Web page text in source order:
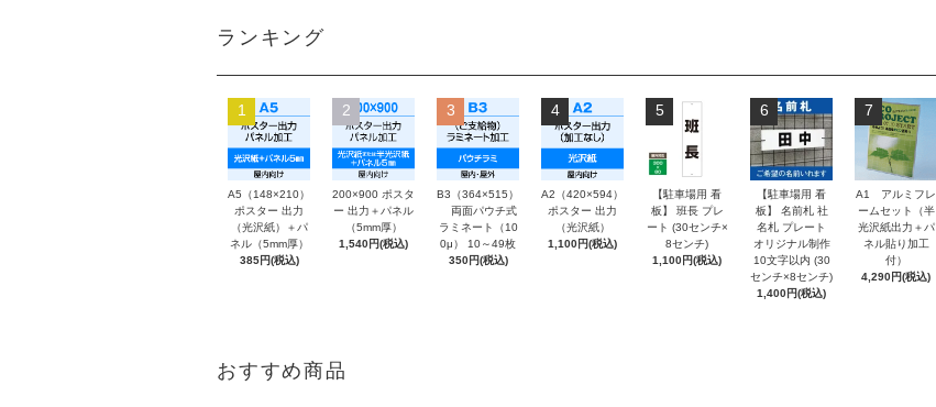
ランキング
1
A5（148×210）
ポスター 出力
（光沢紙）＋パ
ネル（5mm厚）
385円(税込)
2
200×900 ポスタ
ー 出力＋パネル
（5mm厚）
1,540円(税込)
3
B3（364×515）
両面パウチ式
ラミネート（10
0μ） 10～49枚
350円(税込)
4
A2（420×594）
ポスター 出力
（光沢紙）
1,100円(税込)
5
【駐車場用 看
板】 班長 プレ
ート (30センチ×
8センチ)
1,100円(税込)
6
【駐車場用 看
板】 名前札 社
名札 プレート
オリジナル制作
10文字以内 (30
センチ×8センチ)
1,400円(税込)
7
A1 アルミフレ
ームセット（半
光沢紙出力＋パ
ネル貼り加工
付）
4,290円(税込)
おすすめ商品